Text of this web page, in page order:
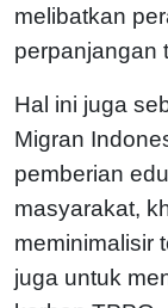
melibatkan
perpanjangan
Hal ini juga
Migran
pemberian
masyarakat,
meminimalisir
juga untuk